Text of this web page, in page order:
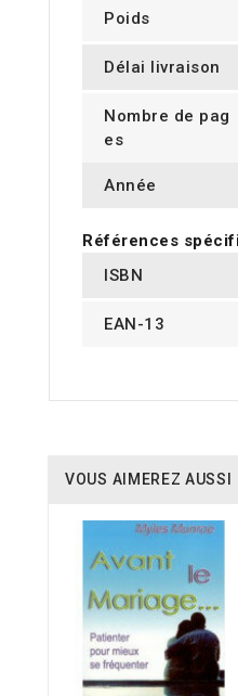
Poids
Délai livraison
Nombre de pag
es
Année
Références
ISBN
EAN-13
VOUS AIMEREZ AUSSI